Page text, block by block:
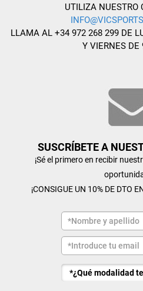
UTILIZA NUESTRO
LLAMA AL +34 972 268 299 DE
Y VIERNES
SUSCRÍBETE A
¡Sé el primero en recibir
¡CONSIGUE UN 10% DE DTO